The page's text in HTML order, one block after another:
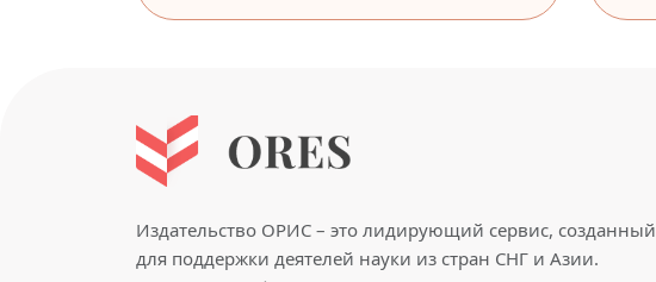
Издательство ОРИС – это лидирующий сервис, созданный
для поддержки деятелей науки из стран СНГ и Азии.